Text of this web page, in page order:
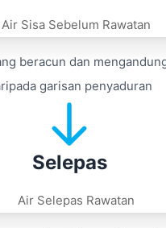
beracun dan
garisan penyaduran
Selepas